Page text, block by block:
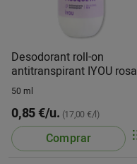
Desodorant roll-on
antitranspirant IYOU rosa
mosqueta
50 ml
0,85 €/u. (17,00 €/l)
Comprar